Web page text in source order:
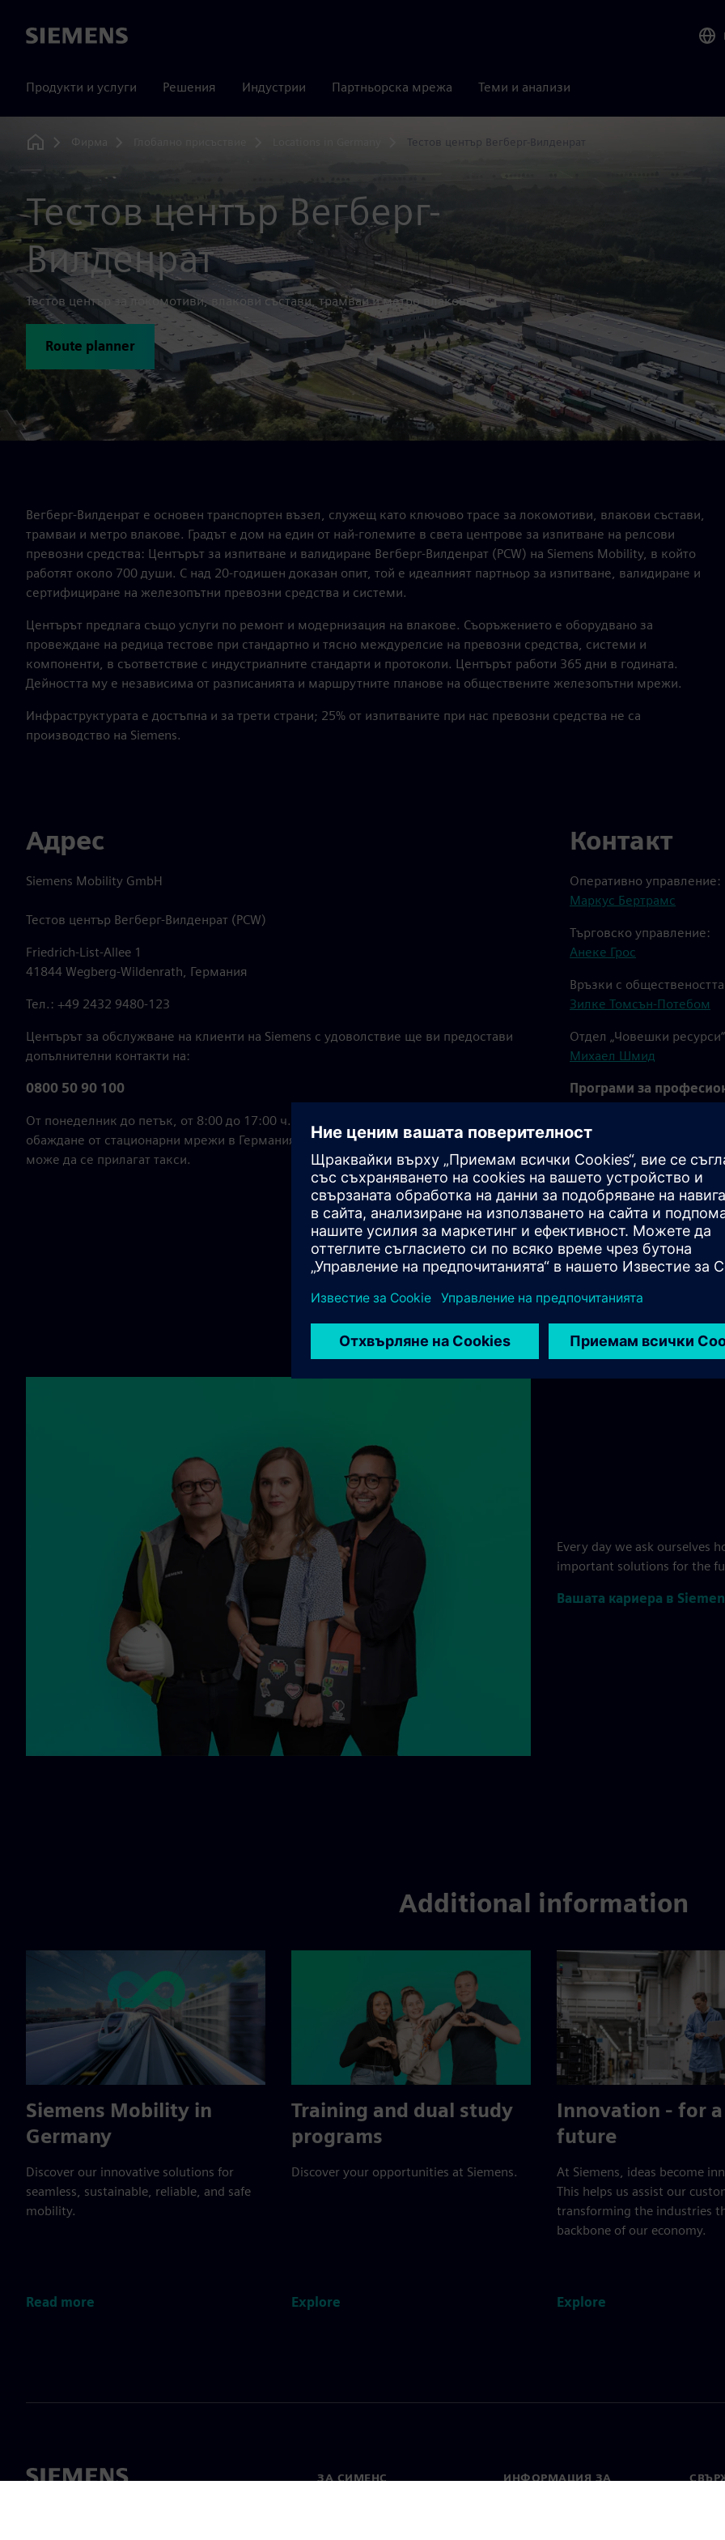
Siemens
Продукти и услуги Решения Индустрии Партньорска мрежа Теми и анализи
Home
Фирма Тестов център Вегберг-Вилденрат
Тестов център Вегберг-
Вилденрат
Тестов център за локомотиви, влакови състави, трамваи и метро влакове.
Route planner
Вегберг-Вилденрат е основен транспортен възел, служещ като ключово трасе за локомотиви, влакови състави,
трамваи и метро влакове. Градът е дом на един от най-големите в света центрове за изпитване на релсови
превозни средства: Центърът за изпитване и валидиране Вегберг-Вилденрат (PCW) на Siemens Mobility, в който
работят около 700 души. С над 20-годишен доказан опит, той е идеалният партньор за изпитване, валидиране и
сертифициране на железопътни превозни средства и системи.
Центърът предлага също услуги по ремонт и модернизация на влакове. Съоръжението е оборудвано за
провеждане на редица тестове при стандартно и тясно междурелсие на превозни средства, системи и
компоненти, в съответствие с индустриалните стандарти и протоколи. Центърът работи 365 дни в годината.
Дейността му е независима от разписанията и маршрутните планове на обществените железопътни мрежи.
Инфраструктурата е достъпна и за трети страни; 25% от изпитваните при нас превозни средства не са
производство на Siemens.
Адрес
Siemens Mobility GmbH
Тестов център Вегберг-Вилденрат (PCW)
Friedrich-List-Allee 1
41844 Wegberg-Wildenrath, Германия
Тел.: +49 2432 9480-123
Центърът за обслужване на клиенти на Siemens с удоволствие ще ви предостави
допълнителни контакти на:
0800 50 90 100
От понеделник до петък, от 8:00 до 17:00 ч.Този номер е безплатен при
обаждане от стационарни мрежи в Германия; при обаждания от мобилни мрежи
може да се прилагат такси.
Контакт
Оперативно управление:
Маркус Бертрамс
Търговско управление:
Анеке Грос
Връзки с
Зилке Томсън-Потебом
Отдел „Човешки
Михаел Шмид
Програми за
Jobs & careers at Siemens
Every day we ask ourselves
important solutions for the
Вашата кариера в
Additional information
Siemens Mobility in
Germany
Discover our innovative solutions for
seamless, sustainable, reliable, and safe
mobility.
Read more
Training and dual study
programs
Discover your opportunities at Siemens.
Explore
Innovation - for
future
At Siemens, ideas become
This helps us assist our
transforming the industries
backbone of our economy.
Explore
ЗА СИМЕНС
ИНФОРМАЦИЯ ЗА